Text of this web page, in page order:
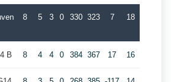
8 5 3 0 330 323 7 18
B 8 4 4 0 384 367 17 16